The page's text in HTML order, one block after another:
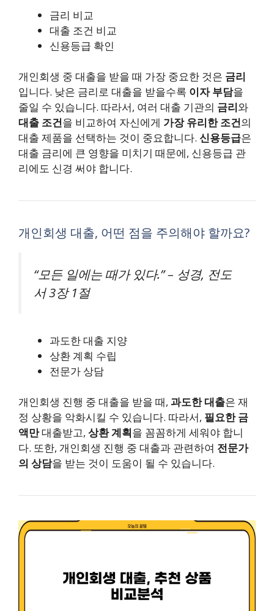
금리 비교
대출 조건 비교
신용등급 확인
개인회생 중 대출을 받을 때 가장 중요한 것은 금리
입니다. 낮은 금리로 대출을 받을수록 이자 부담을
줄일 수 있습니다. 따라서, 여러 대출 기관의 금리와
대출 조건을 비교하여 자신에게 가장 유리한 조건의
대출 제품을 선택하는 것이 중요합니다. 신용등급은
대출 금리에 큰 영향을 미치기 때문에, 신용등급 관
리에도 신경 써야 합니다.
개인회생 대출, 어떤 점을 주의해야 할까요?
“모든 일에는 때가 있다.” – 성경, 전도
서 3장 1절
과도한 대출 지양
상환 계획 수립
전문가 상담
개인회생 진행 중 대출을 받을 때, 과도한 대출은 재
정 상황을 악화시킬 수 있습니다. 따라서, 필요한 금
액만대출받고, 상환 계획을 꼼꼼하게 세워야 합니
다. 또한, 개인회생 진행 중 대출과 관련하여 전문가
의 상담을 받는 것이 도움이 될 수 있습니다.